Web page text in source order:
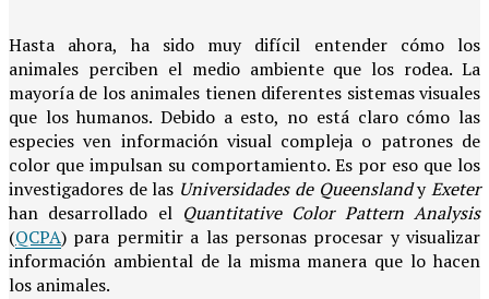
Hasta ahora, ha sido muy difícil entender cómo los
animales perciben el medio ambiente que los rodea. La
mayoría de los animales tienen diferentes sistemas visuales
que los humanos. Debido a esto, no está claro cómo las
especies ven información visual compleja o patrones de
color que impulsan su comportamiento. Es por eso que los
investigadores de las Universidades de QueenslandyExeter
han desarrollado el Quantitative Color Pattern Analysis
(QCPA) para permitir a las personas procesar y visualizar
información ambiental de la misma manera que lo hacen
los animales.